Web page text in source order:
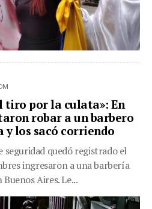
tiro por la culata»: En
robar a un barbero
los sacó corriendo
seguridad quedó registrado el
ingresaron a una barbería
Aires. Le...